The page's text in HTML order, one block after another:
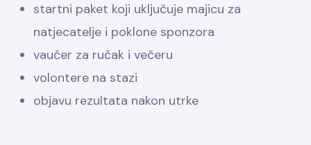
startni paket koji uključuje majicu za
natjecatelje i poklone sponzora
vaučer za ručak i večeru
volontere na stazi
objavu rezultata nakon utrke